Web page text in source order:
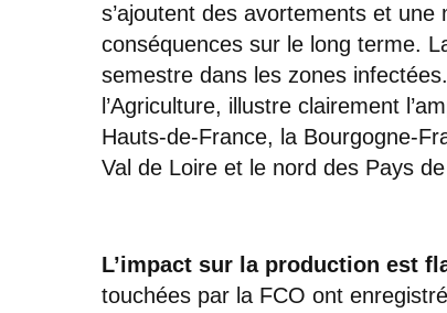
s’ajoutent des avortements et
conséquences sur le long terme.
semestre dans les zones
l’Agriculture, illustre clairement
Hauts-de-France, la Bourgogne-
Val de Loire et le nord des Pays
L’impact sur la production est
touchées par la FCO ont